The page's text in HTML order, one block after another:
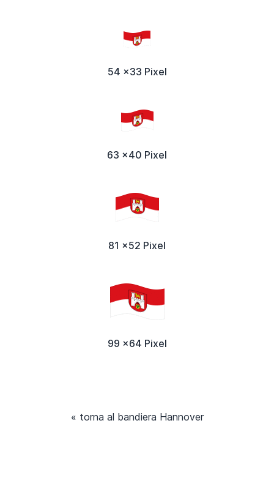
54 x33 Pixel
63 x40 Pixel
81 x52 Pixel
99 x64 Pixel
« torna al bandiera Hannover